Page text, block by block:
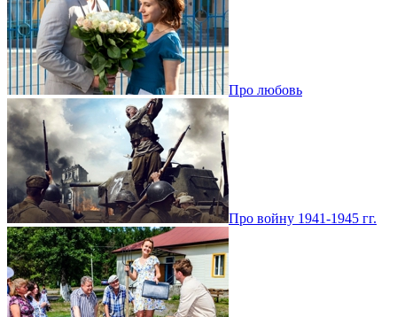
Про любовь
Про войну 1941-1945 гг.